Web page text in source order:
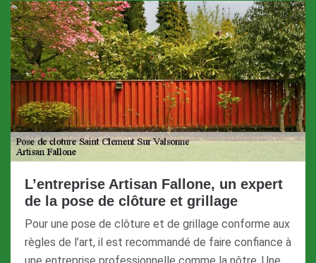
L’entreprise Artisan Fallone, un expert
de la pose de clôture et grillage
Pour une pose de clôture et de grillage conforme aux
règles de l’art, il est recommandé de faire confiance à